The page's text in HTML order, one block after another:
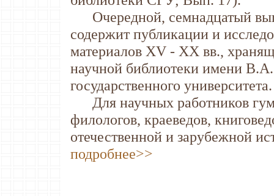
Очередной, семнадцатый
содержит публикации и
материалов XV - XX вв.,
научной библиотеки имени
государственного университета.
Для научных работников
филологов, краеведов,
отечественной и зарубежной
подробнее>>